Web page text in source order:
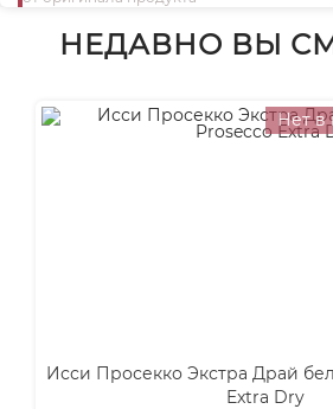
НЕДАВНО ВЫ
Нет в
Исси Просекко Экстра Драй
Extra Dry